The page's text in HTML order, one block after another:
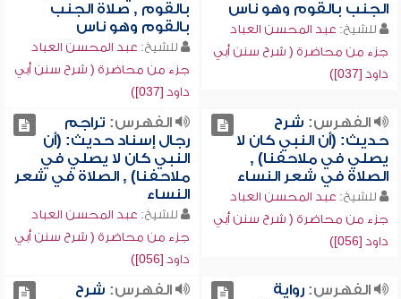
الجنب بالقوم وهو ناس
للشيخ: عبد المحسن العباد
جزء من محاضرة ( شرح سنن أبي
داود [037])
بالقوم , صلاة الجنب
بالقوم وهو ناس
للشيخ: عبد المحسن العباد
جزء من محاضرة ( شرح سنن أبي
داود [037])
الفهرس: شرح
حديث: (أن النبي كان لا
يصلي في ملاحفنا) ,
الصلاة في شعر النساء
للشيخ: عبد المحسن العباد
جزء من محاضرة ( شرح سنن أبي
داود [056])
الفهرس: تراجم
رجال إسناد حديث: (أن
النبي كان لا يصلي في
ملاحفنا) , الصلاة في شعر
النساء
للشيخ: عبد المحسن العباد
جزء من محاضرة ( شرح سنن أبي
داود [056])
الفهرس:رواية
الفهرس: شرح